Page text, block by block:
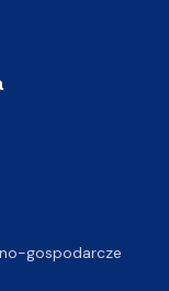
gospodarcze